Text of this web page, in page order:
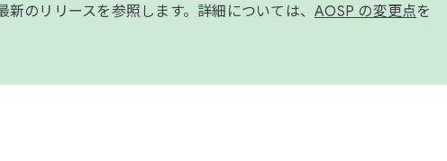
のリリースを参照します。詳細については、 AOSP の変更点を